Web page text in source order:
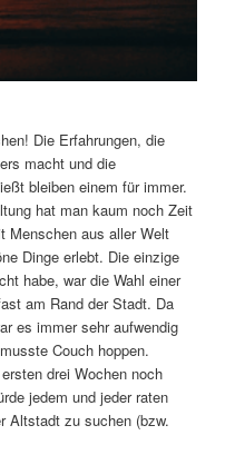
Die Erfahrungen, die
macht und die
bleiben einem für immer.
hat man kaum noch Zeit
Menschen aus aller Welt
Dinge erlebt. Die einzige
habe, war die Wahl einer
am Rand der Stadt. Da
es immer sehr aufwendig
Couch hoppen.
drei Wochen noch
jedem und jeder raten
Altstadt zu suchen (bzw.